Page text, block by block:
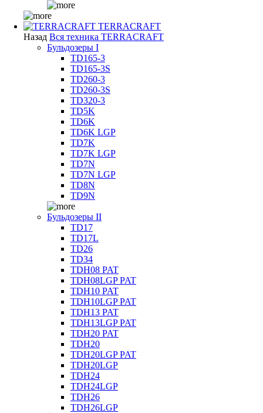
TERRACRAFT
Назад Вся техника TERRACRAFT
Бульдозеры I
TD165-3
TD165-3S
TD260-3
TD260-3S
TD320-3
TD5K
TD6K
TD6K LGP
TD7K
TD7K LGP
TD7N
TD7N LGP
TD8N
TD9N
Бульдозеры II
TD17
TD17L
TD26
TD34
TDH08 PAT
TDH08LGP PAT
TDH10 PAT
TDH10LGP PAT
TDH13 PAT
TDH13LGP PAT
TDH20 PAT
TDH20
TDH20LGP PAT
TDH20LGP
TDH24
TDH24LGP
TDH26
TDH26LGP